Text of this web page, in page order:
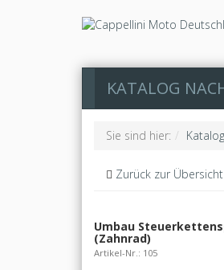
KATALOG
Sie sind hier:
Zurück zur Übersicht
Umbau
(Zahnrad)
Artikel-Nr.: 105